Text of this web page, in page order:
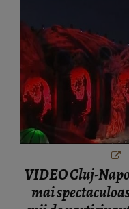
VIDEO Cluj-
mai
mii de
120 de